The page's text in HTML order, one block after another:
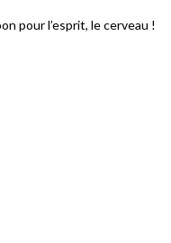
pour l’esprit, le cerveau !